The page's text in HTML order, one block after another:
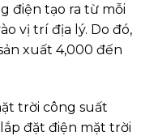
điện tạo ra từ mỗi
vị trí địa lý. Do đó,
xuất 4,000 đến
trời công suất
đặt điện mặt trời